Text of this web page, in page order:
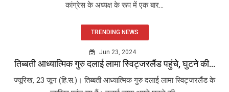
कांग्रेस के अध्यक्ष के रूप में एक बार...
TRENDING NEWS
Jun 23, 2024
तिब्बती आध्यात्मिक गुरु दलाई लामा स्विट्जरलैंड पहुंचे, घुटने की...
ज्यूरिख, 23 जून (हि.स.)। तिब्बती आध्यात्मिक गुरु दलाई लामा स्विट्जरलैंड के